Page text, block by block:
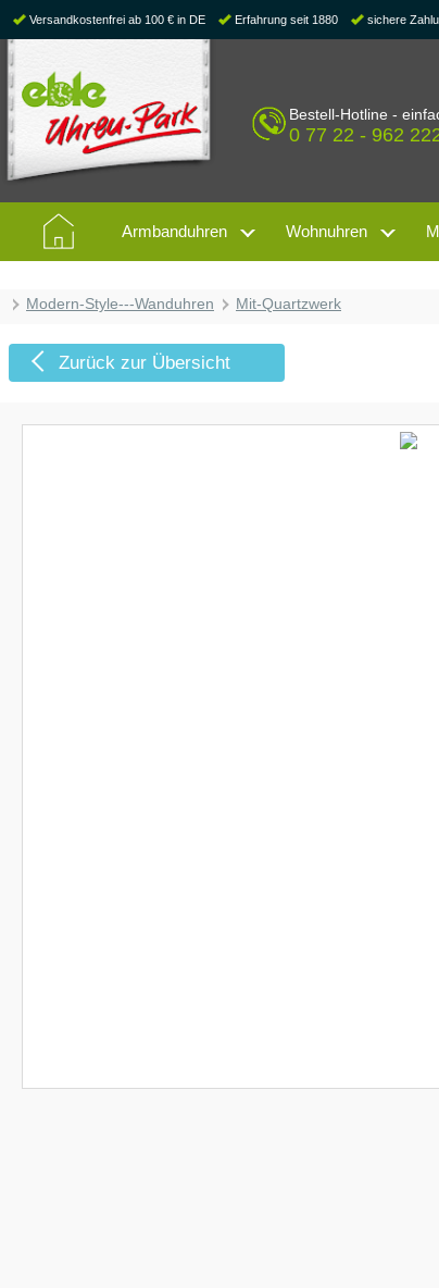
Versandkostenfrei ab 100 € in DE Erfahrung seit 1880 sichere
Bestell-Hotline -
0 77 22 - 962
Armbanduhren Wohnuhren
Modern-Style---Wanduhren Mit-Quartzwerk
Zurück zur Übersicht